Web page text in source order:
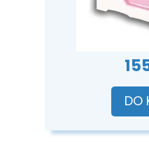
DO